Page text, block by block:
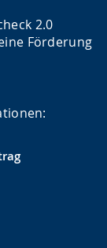
2.0
Förderung